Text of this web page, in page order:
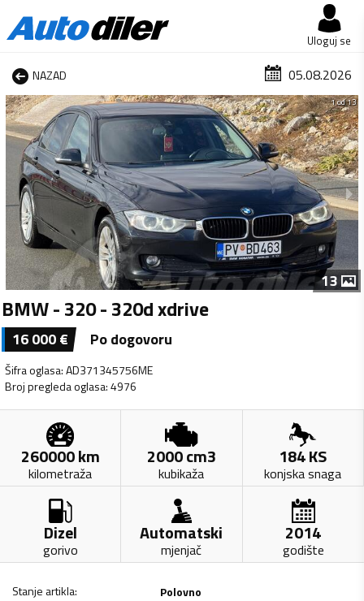
Uloguj se
NAZAD 05.08.2026
1 od 13
13
BMW - 320 - 320d xdrive
16 000€ Po dogovoru
Šifra oglasa:AD371345756ME
Broj pregleda oglasa:4976
260000km
kilometraža
2000cm3
kubikaža
184KS
konjska snaga
Dizel
gorivo
Automatski
mjenjač
2014
godište
Stanje artikla:
Polovno